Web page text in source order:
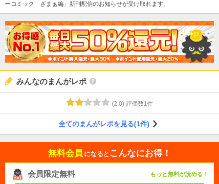
ーコミック ざまぁ編」新刊配信のお知らせが受け取れます。
みんなのまんがレポ
(2.0) 評価数1件
全てのまんがレポを見る(1件)
無料会員 になると こんなにお得！
会員限定無料 もっと無料が読める！